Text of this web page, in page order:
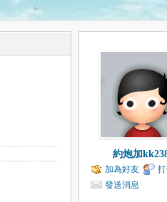
約炮加
加為好友
發送消息